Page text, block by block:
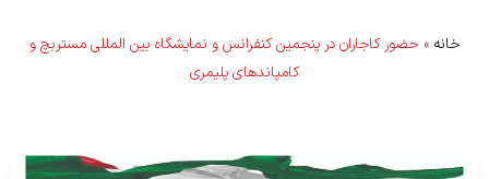
خانه » حضور کاجاران در پنجمین کنفرانس و نمایشگاه بین المللی مستربچ و
کامپاندهای پلیمری